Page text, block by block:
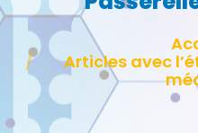
Vous êtes ici :
Articles avec